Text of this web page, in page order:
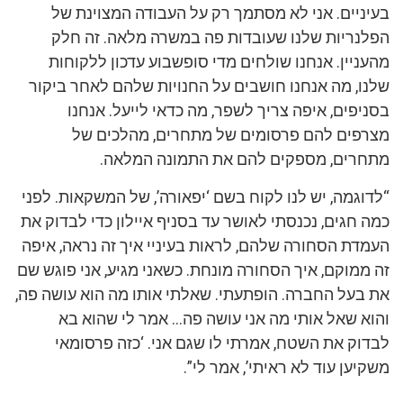
בעיניים. אני לא מסתמך רק על העבודה המצוינת של
הפלנריות שלנו שעובדות פה במשרה מלאה. זה חלק
מהעניין. אנחנו שולחים מדי סופשבוע עדכון ללקוחות
שלנו, מה אנחנו חושבים על החנויות שלהם לאחר ביקור
בסניפים, איפה צריך לשפר, מה כדאי לייעל. אנחנו
מצרפים להם פרסומים של מתחרים, מהלכים של
מתחרים, מספקים להם את התמונה המלאה.
“לדוגמה, יש לנו לקוח בשם ‘יפאורה’, של המשקאות. לפני
כמה חגים, נכנסתי לאושר עד בסניף איילון כדי לבדוק את
העמדת הסחורה שלהם, לראות בעיניי איך זה נראה, איפה
זה ממוקם, איך הסחורה מונחת. כשאני מגיע, אני פוגש שם
את בעל החברה. הופתעתי. שאלתי אותו מה הוא עושה פה,
והוא שאל אותי מה אני עושה פה… אמר לי שהוא בא
לבדוק את השטח, אמרתי לו שגם אני. ‘כזה פרסומאי
משקיען עוד לא ראיתי’, אמר לי”.